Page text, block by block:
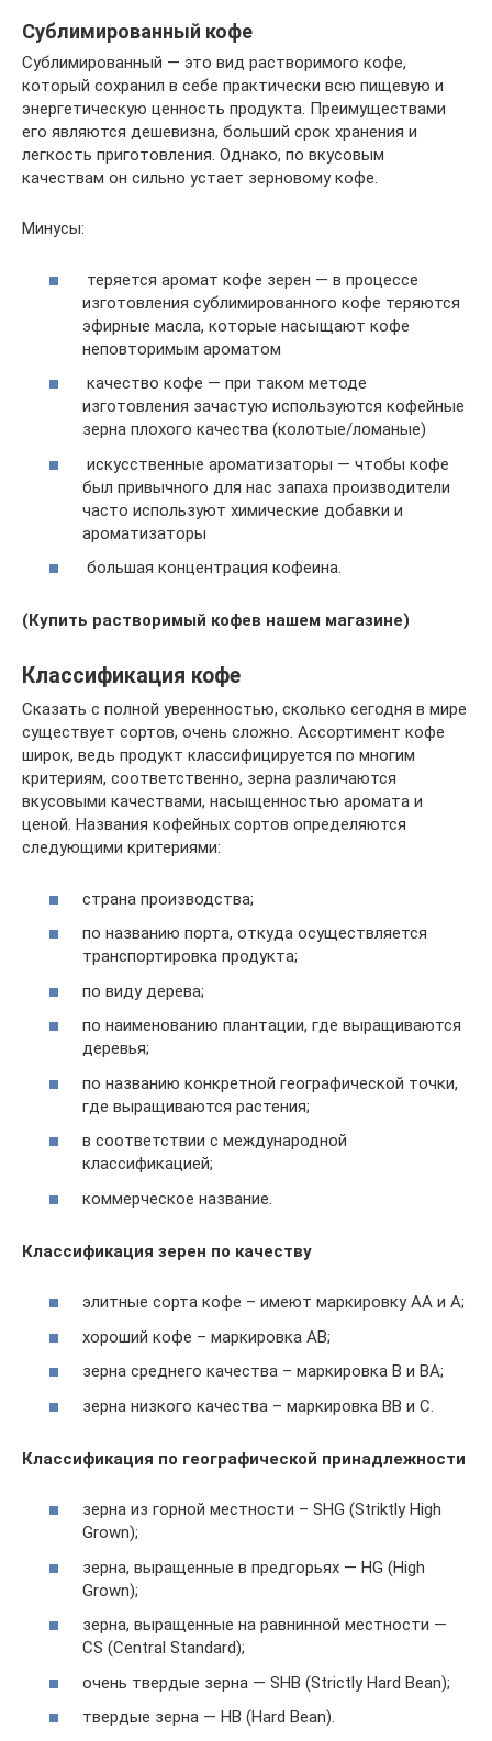
Сублимированный кофе
Сублимированный — это вид растворимого кофе,
который сохранил в себе практически всю пищевую и
энергетическую ценность продукта. Преимуществами
его являются дешевизна, больший срок хранения и
легкость приготовления. Однако, по вкусовым
качествам он сильно устает зерновому кофе.
Минусы:
теряется аромат кофе зерен — в процессе
изготовления сублимированного кофе теряются
эфирные масла, которые насыщают кофе
неповторимым ароматом
качество кофе — при таком методе
изготовления зачастую используются кофейные
зерна плохого качества (колотые/ломаные)
искусственные ароматизаторы — чтобы кофе
был привычного для нас запаха производители
часто используют химические добавки и
ароматизаторы
большая концентрация кофеина.
(Купить растворимый кофев нашем магазине)
Классификация кофе
Сказать с полной уверенностью, сколько сегодня в мире
существует сортов, очень сложно. Ассортимент кофе
широк, ведь продукт классифицируется по многим
критериям, соответственно, зерна различаются
вкусовыми качествами, насыщенностью аромата и
ценой. Названия кофейных сортов определяются
следующими критериями:
страна производства;
по названию порта, откуда осуществляется
транспортировка продукта;
по виду дерева;
по наименованию плантации, где выращиваются
деревья;
по названию конкретной географической точки,
где выращиваются растения;
в соответствии с международной
классификацией;
коммерческое название.
Классификация зерен по качеству
элитные сорта кофе – имеют маркировку АА и А;
хороший кофе – маркировка АВ;
зерна среднего качества – маркировка В и ВА;
зерна низкого качества – маркировка ВВ и С.
Классификация по географической принадлежности
зерна из горной местности – SHG (Striktly High
Grown);
зерна, выращенные в предгорьях — HG (High
Grown);
зерна, выращенные на равнинной местности —
CS (Central Standard);
очень твердые зерна — SHB (Strictly Hard Bean);
твердые зерна — HB (Hard Bean).